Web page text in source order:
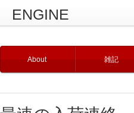
ENGINE
About 雑記